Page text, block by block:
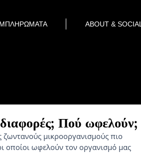
Πού ωφελούν;
οποίοι ωφελούν τον οργανισμό μας
ABOUT & SOCIAL